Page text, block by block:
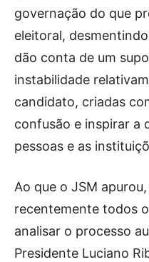
OPINIÃO DOS LEITORES
ANDANDO POR AÍ
EM LUTO
COLUNISTAS do JSM
Assinaturas
Publicidade
Voz da Solidariedade
governação do que
eleitoral,
dão conta de um
instabilidade
candidato, criadas
confusão e inspirar a
pessoas e as
Ao que o JSM
recentemente todos
analisar o processo
Presidente Luciano